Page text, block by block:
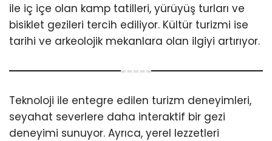
ile iç içe olan kamp tatilleri, yürüyüş turları ve
bisiklet gezileri tercih ediliyor. Kültür turizmi ise
tarihi ve arkeolojik mekanlara olan ilgiyi artırıyor.
Teknoloji ile entegre edilen turizm deneyimleri,
seyahat severlere daha interaktif bir gezi
deneyimi sunuyor. Ayrıca, yerel lezzetleri